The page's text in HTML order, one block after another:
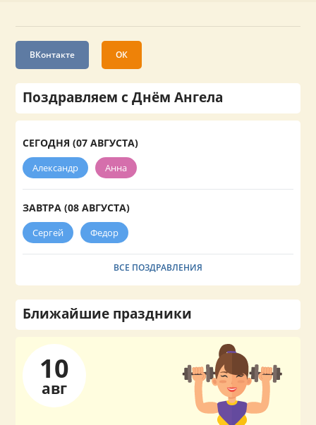
ВКонтакте ОК
Поздравляем с Днём Ангела
СЕГОДНЯ (07 АВГУСТА)
Александр Анна
ЗАВТРА (08 АВГУСТА)
Сергей Федор
ВСЕ ПОЗДРАВЛЕНИЯ
Ближайшие праздники
10
авг